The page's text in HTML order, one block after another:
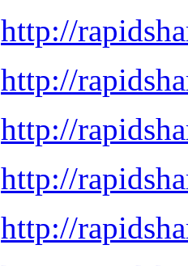
http://
http://
http://
http://
http://